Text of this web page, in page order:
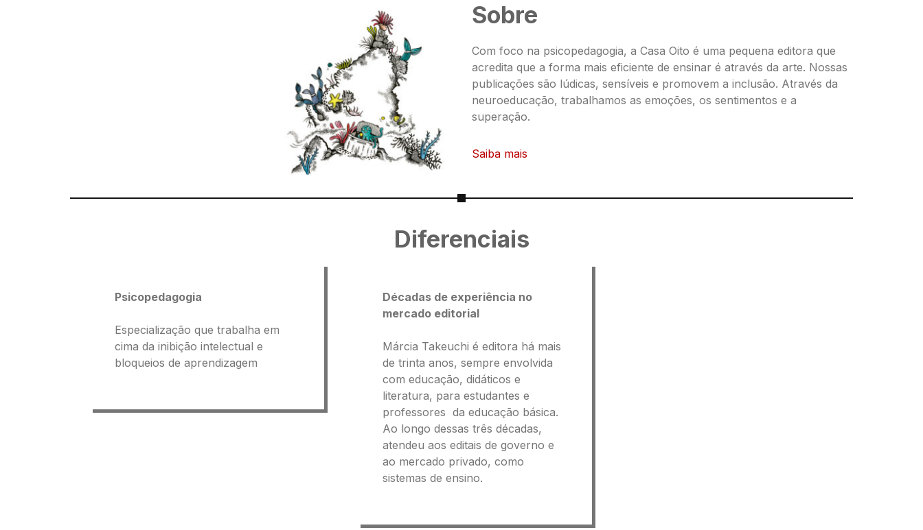
Sobre
Com foco na psicopedagogia, a Casa Oito é uma pequena editora que
acredita que a forma mais eficiente de ensinar é através da arte. Nossas
publicações são lúdicas, sensíveis e promovem a inclusão. Através da
neuroeducação, trabalhamos as emoções, os sentimentos e a
superação.
Saiba mais
Diferenciais
Psicopedagogia
Especialização que trabalha em
cima da inibição intelectual e
bloqueios de aprendizagem
Décadas de experiência no
mercado editorial
Márcia Takeuchi é editora há mais
de trinta anos, sempre envolvida
com educação, didáticos e
literatura, para estudantes e
professores da educação básica.
Ao longo dessas três décadas,
atendeu aos editais de governo e
ao mercado privado, como
sistemas de ensino.